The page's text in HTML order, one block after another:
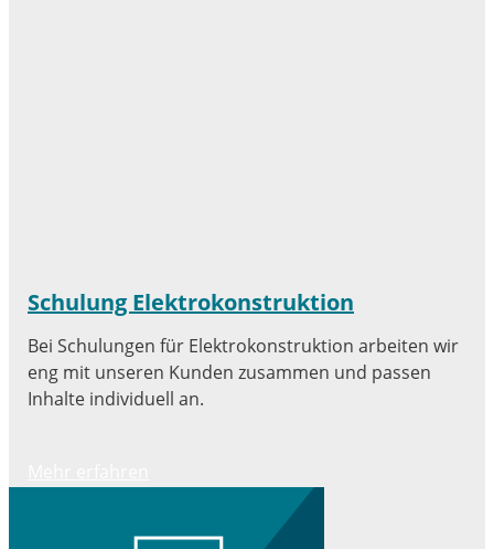
Schulung Elektrokonstruktion
Bei Schulungen für Elektrokonstruktion arbeiten wir
eng mit unseren Kunden zusammen und passen
Inhalte individuell an.